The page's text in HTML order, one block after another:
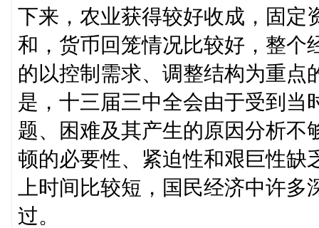
下来，农业获得较好收成，固定
和，货币回笼情况比较好，整个
的以控制需求、调整结构为重点
是，十三届三中全会由于受到当
题、困难及其产生的原因分析不
顿的必要性、紧迫性和艰巨性缺
上时间比较短，国民经济中许
过。